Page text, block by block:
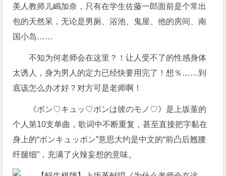
美人教师儿嶋加奈，只有在学生佐藤一郎面前是个常出
包的天然呆，无论是男厕、浴池、鬼屋、他的房间、南
国小岛……
不知为何老师会在这里？！让人受不了的性感身体
太诱人，身为男人的定力已经快要用完了！想％……到
底该怎么办才好？对方可是老师啊！
《ボン♡キュッ♡ボンは彼のモノ♡》是上坂堇的
个人第10支单曲，歌词中不断重复，甚至直接把字黏在
身上的“ボンキュッボン”意思大约是中文的“前凸后翘腰
纤腿细”，充满了火辣妄想的意味。